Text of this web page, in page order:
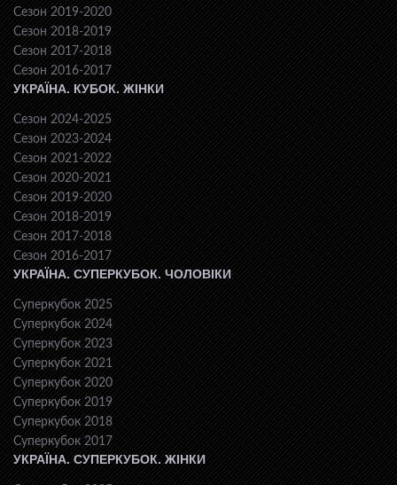
Сезон 2019-2020
Сезон 2018-2019
Сезон 2017-2018
Сезон 2016-2017
УКРАЇНА. КУБОК. ЖІНКИ
Сезон 2024-2025
Сезон 2023-2024
Сезон 2021-2022
Сезон 2020-2021
Сезон 2019-2020
Сезон 2018-2019
Сезон 2017-2018
Сезон 2016-2017
УКРАЇНА. СУПЕРКУБОК. ЧОЛОВІКИ
Суперкубок 2025
Суперкубок 2024
Суперкубок 2023
Суперкубок 2021
Суперкубок 2020
Суперкубок 2019
Суперкубок 2018
Суперкубок 2017
УКРАЇНА. СУПЕРКУБОК. ЖІНКИ